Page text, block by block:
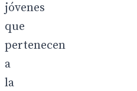
jóvenes
que
pertenecen
a
la